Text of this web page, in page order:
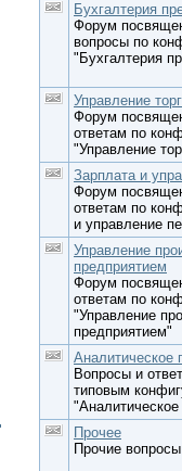
Бухгалтерия
Форум
вопросы по
"Бухгалтерия
Управление
Форум
ответам по
"Управление
Зарплата и
Форум
ответам по
и управление
Управление
предприятием
Форум
ответам по
"Управление
предприятием"
Аналитическое
Вопросы и
типовым
Прочее
Прочие